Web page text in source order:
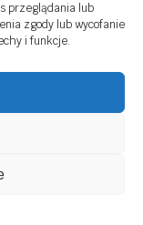
przeglądania lub
zgody lub wycofanie
i funkcje.